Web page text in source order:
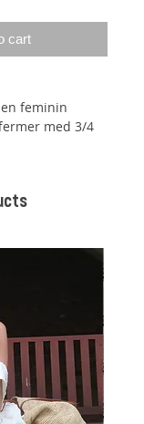
cart
feminin
med 3/4
og
lengden
Cardiganen
med
er
på 0-10